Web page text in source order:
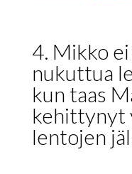
4. Mikko
nukuttua
kun taas
kehittynyt
lentojen